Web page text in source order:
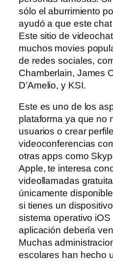
sólo el aburrimiento
ayudó a que este
Este sitio de
muchos movies
de redes sociales,
Chamberlain, James
D’Amelio, y KSI.
Este es uno de los
plataforma ya que no
usuarios o crear
videoconferencias
otras apps como
Apple, te interesa
videollamadas
únicamente
si tienes un
sistema operativo
aplicación debería
Muchas
escolares han hecho